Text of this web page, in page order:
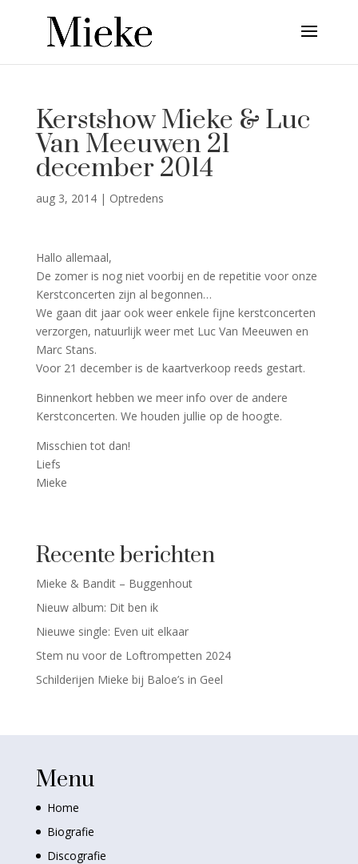
Kerstshow Mieke & Luc
Van Meeuwen 21
december 2014
aug 3, 2014| Optredens
Hallo allemaal,
De zomer is nog niet voorbij en de repetitie voor onze
Kerstconcerten zijn al begonnen…
We gaan dit jaar ook weer enkele fijne kerstconcerten
verzorgen, natuurlijk weer met Luc Van Meeuwen en
Marc Stans.
Voor 21 december is de kaartverkoop reeds gestart.
Binnenkort hebben we meer info over de andere
Kerstconcerten. We houden jullie op de hoogte.
Misschien tot dan!
Liefs
Mieke
Recente berichten
Mieke & Bandit – Buggenhout
Nieuw album: Dit ben ik
Nieuwe single: Even uit elkaar
Stem nu voor de Loftrompetten 2024
Schilderijen Mieke bij Baloe’s in Geel
Menu
Home
Biografie
Discografie